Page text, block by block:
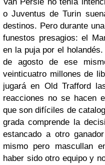
o Juventus de Turin
destinos. Pero durante
funestos presagios: el
en la puja por el
de agosto de ese
veinticuatro millones de
jugará en Old Trafford
reacciones no se hacen
que son difíciles de
grada comprende la
estancado a otro
mismo pero mascullan
haber sido otro equipo y